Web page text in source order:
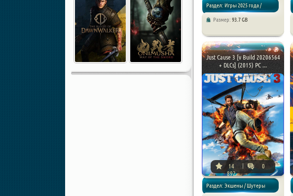
Раздел: Игры 2025 года /
Размер: 93.7 GB
Just Cause 3 [v Build 20206564
+ DLCs] (2015) PC ...
14
892
0
Раздел: Экшены / Шутеры